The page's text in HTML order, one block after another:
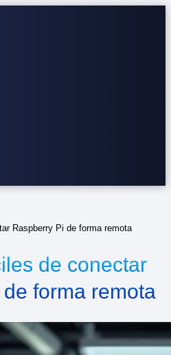
Raspberry Pi de forma remota
de conectar
forma remota